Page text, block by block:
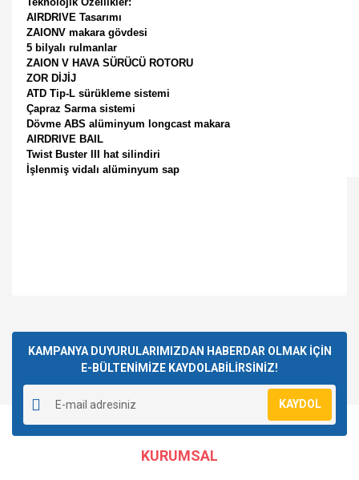
AIRDRIVE Tasarımı
ZAIONV makara gövdesi
5 bilyalı rulmanlar
ZAION V HAVA SÜRÜCÜ ROTORU
ZOR DİJİJ
ATD Tip-L sürükleme sistemi
Çapraz Sarma sistemi
Dövme ABS alüminyum longcast makara
AIRDRIVE BAIL
Twist Buster III hat silindiri
İşlenmiş vidalı alüminyum sap
Yorum Yaz
kullanarak tarafımıza iletebilirsiniz.
Görüş ve önerileriniz için teşekkür ederiz.
Ürün resmi kalitesiz, bozuk veya görüntülenemiyor.
Ürün açıklamasında eksik bilgiler bulunuyor.
Ürün bilgilerinde hatalar bulunuyor.
Ürün fiyatı diğer sitelerden daha pahalı.
KAMPANYA DUYURULARIMIZDAN HABERDAR OLMAK İÇİN
E-BÜLTENİMİZE KAYDOLABİLİRSİNİZ!
KAYDOL
KURUMSAL